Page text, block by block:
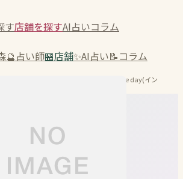
す店舗を探すAI占いコラム
🔮占い師🏪店舗✨AI占い📝コラム
開運・手相占い☆After night comes the day(イン